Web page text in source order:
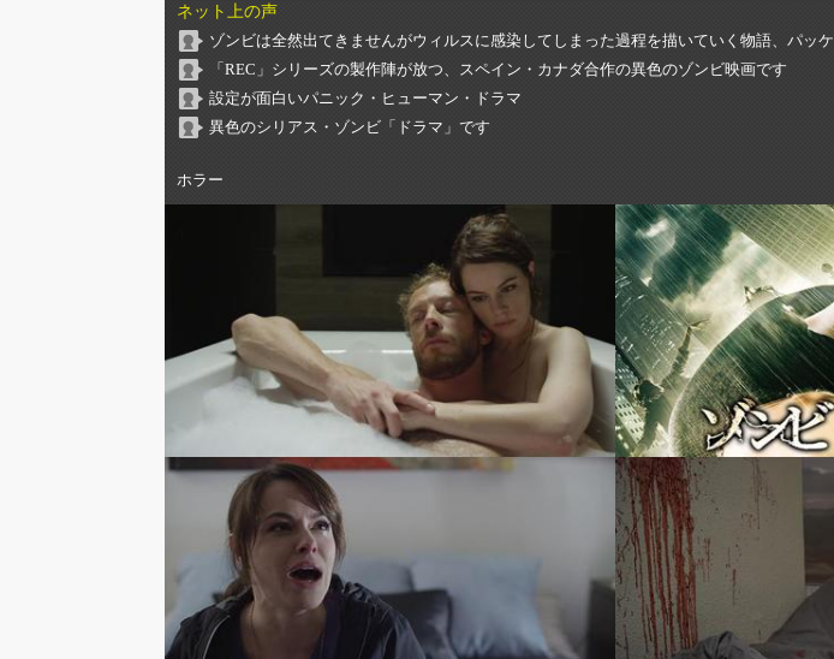
ネット上の声
ゾンビは全然出てきませんがウィルスに感染してしまった過程を描いていく物語、パッケ
「REC」シリーズの製作陣が放つ、スペイン・カナダ合作の異色のゾンビ映画です
設定が面白いパニック・ヒューマン・ドラマ
異色のシリアス・ゾンビ「ドラマ」です
ホラー